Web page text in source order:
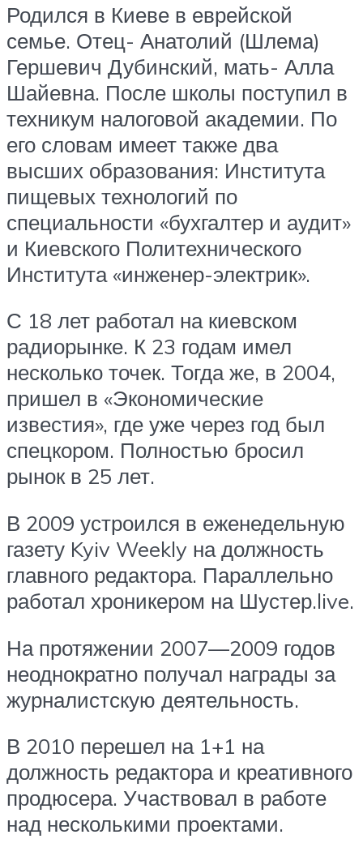
Родился в Киеве в еврейской
семье. Отец- Анатолий (Шлема)
Гершевич Дубинский, мать- Алла
Шайевна. После школы поступил в
техникум налоговой академии. По
его словам имеет также два
высших образования: Института
пищевых технологий по
специальности «бухгалтер и аудит»
и Киевского Политехнического
Института «инженер-электрик».
С 18 лет работал на киевском
радиорынке. К 23 годам имел
несколько точек. Тогда же, в 2004,
пришел в «Экономические
известия», где уже через год был
спецкором. Полностью бросил
рынок в 25 лет.
В 2009 устроился в еженедельную
газету Kyiv Weekly на должность
главного редактора. Параллельно
работал хроникером на Шустер.live.
На протяжении 2007—2009 годов
неоднократно получал награды за
журналистскую деятельность.
В 2010 перешел на 1+1 на
должность редактора и креативного
продюсера. Участвовал в работе
над несколькими проектами.